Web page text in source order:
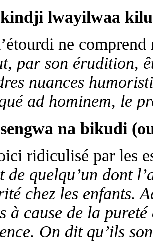
lwayilwaa
ne comprend
par son érudition,
nuances
ad hominem, le
na bikudi
ridiculisé par les
de quelqu’un dont
chez les enfants.
à cause de la
On dit qu’ils